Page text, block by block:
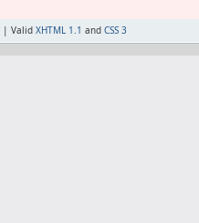
| Valid XHTML 1.1 and CSS 3